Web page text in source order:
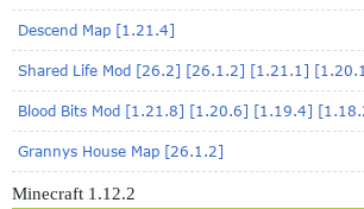
Descend Map [1.21.4]
Shared Life Mod [26.2] [26.1.2] [1.21.1]
Blood Bits Mod [1.21.8] [1.20.6] [1.19.4]
Grannys House Map [26.1.2]
Minecraft 1.12.2